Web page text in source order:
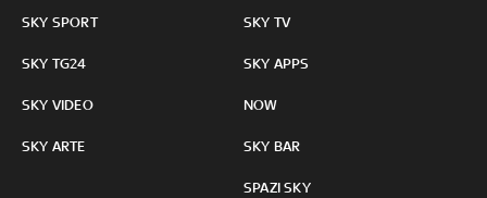
SKY SPORT
SKY TG24
SKY VIDEO
SKY ARTE
SKY TV
SKY APPS
NOW
SKY BAR
SPAZI SKY